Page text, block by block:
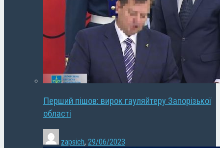
Перший пішов: вирок гауляйтеру Запорізької
області
zapsich, 29/06/2023